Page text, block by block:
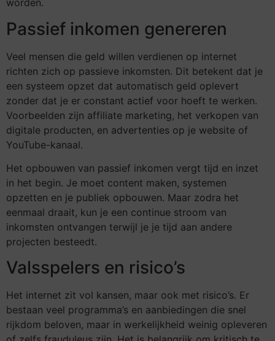
worden.
Passief inkomen genereren
Veel mensen die geld willen verdienen op internet
richten zich op passieve inkomsten. Dit betekent dat je
een systeem opzet dat automatisch geld oplevert
zonder dat je er constant actief voor hoeft te werken.
Voorbeelden zijn affiliate marketing, het verkopen van
digitale producten, en advertenties op je website of
YouTube-kanaal.
Het opbouwen van passief inkomen vergt tijd en inzet
in het begin. Je moet content maken, systemen
opzetten en je publiek opbouwen. Maar zodra het
eenmaal draait, kun je een continue stroom van
inkomsten ontvangen terwijl je je tijd aan andere
projecten besteedt.
Valsspelers en risico’s
Het internet zit vol kansen, maar ook met risico’s. Er
bestaan veel programma’s en aanbiedingen die snel
rijkdom beloven, maar in werkelijkheid weinig opleveren